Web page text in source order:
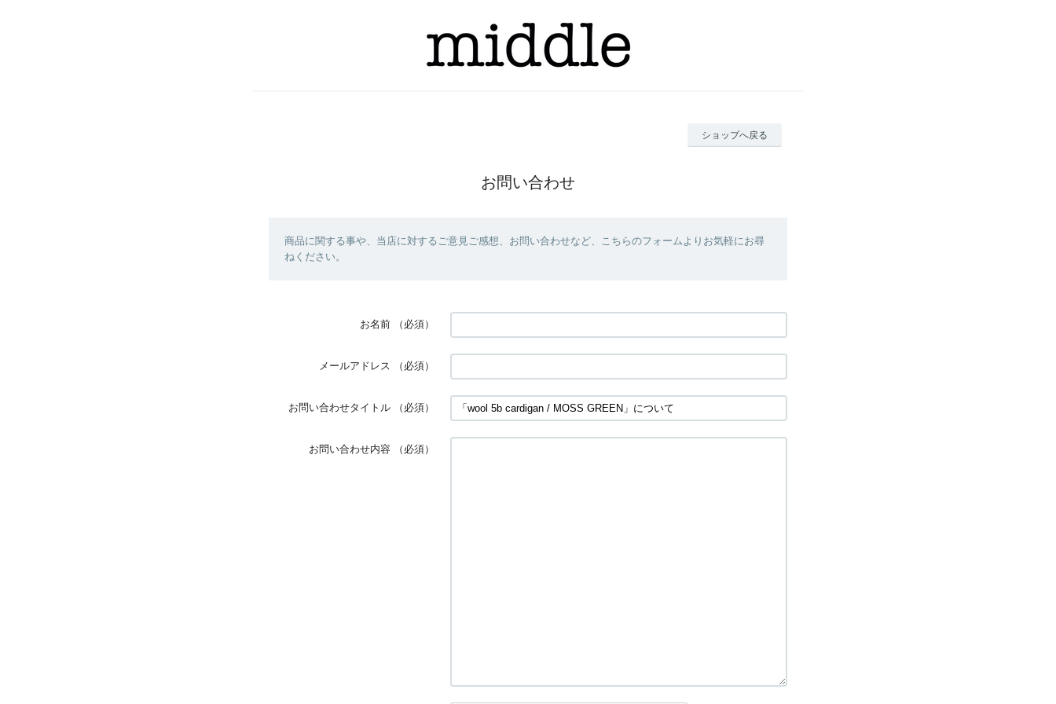
ショップへ戻る
お問い合わせ
商品に関する事や、当店に対するご意見ご感想、お問い合わせなど、こちらのフォームよりお気軽にお尋
ねください。
お名前 （必須）
メールアドレス （必須）
お問い合わせタイトル （必須）
お問い合わせ内容 （必須）